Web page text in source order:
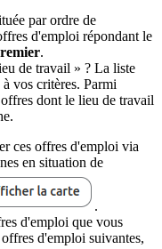
par ordre de
d'emploi répondant le
.
de travail » ? La liste
vos critères. Parmi
dont le lieu de travail
ces offres d'emploi via
en situation de
.
d'emploi que vous
d'emploi suivantes,